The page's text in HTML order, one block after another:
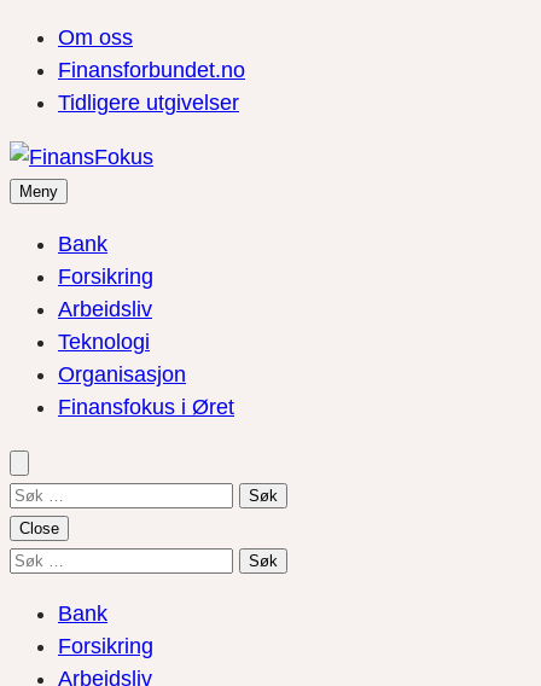
Om oss
Finansforbundet.no
Tidligere utgivelser
Meny
Bank
Forsikring
Arbeidsliv
Teknologi
Organisasjon
Finansfokus i Øret
Søk
etter:
Close
Søk
Bank
Forsikring
Arbeidsliv